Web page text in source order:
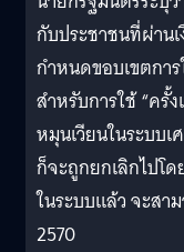
กับประชาชนที่ผ่านเ
กำหนดขอบเขตการ
สำหรับการใช้ “ครั้
หมุนเวียนในระบบ
ก็จะถูกยกเลิกไปโ
ในระบบแล้ว จะสา
2570